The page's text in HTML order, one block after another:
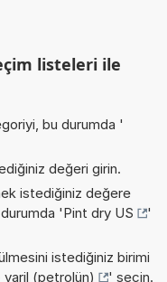
listeleri ile
bu durumda '
değeri girin.
istediğiniz değere
'Pint dry US
'
istediğiniz birimi
(petrolün) ' seçin.